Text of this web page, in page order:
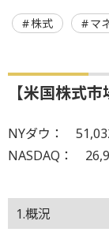
株式 マ
【米国株式
NYダウ：
NASDAQ：
1.概況